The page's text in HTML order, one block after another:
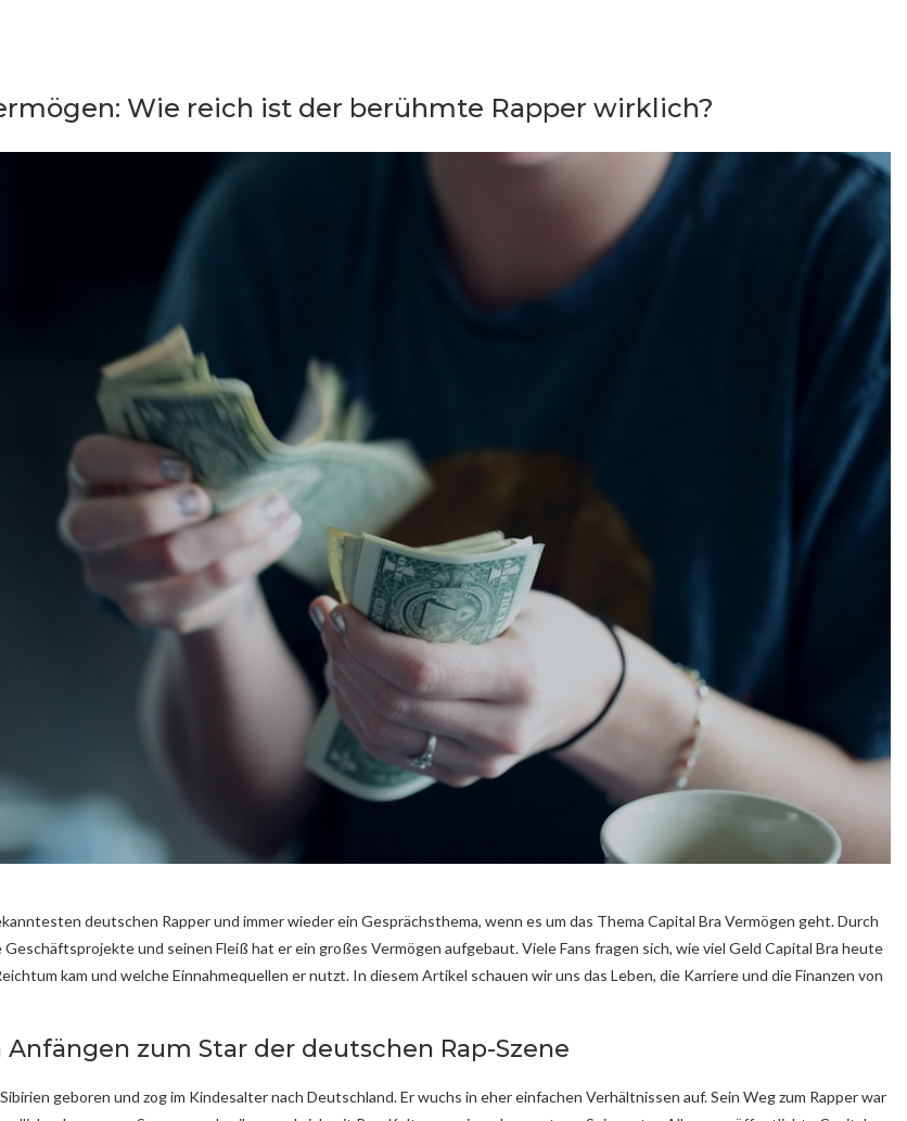
Wie reich ist der berühmte Rapper wirklich?
deutschen Rapper und immer wieder ein Gesprächsthema, wenn es um das Thema Capital Bra Vermögen geht. Durch
und seinen Fleiß hat er ein großes Vermögen aufgebaut. Viele Fans fragen sich, wie viel Geld Capital Bra heute
kam und welche Einnahmequellen er nutzt. In diesem Artikel schauen wir uns das Leben, die Karriere und die Finanzen von
zum Star der deutschen Rap-Szene
geboren und zog im Kindesalter nach Deutschland. Er wuchs in eher einfachen Verhältnissen auf. Sein Weg zum Rapper war